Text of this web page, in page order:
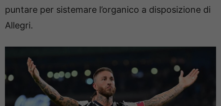
puntare per sistemare l’organico a disposizione di
Allegri.